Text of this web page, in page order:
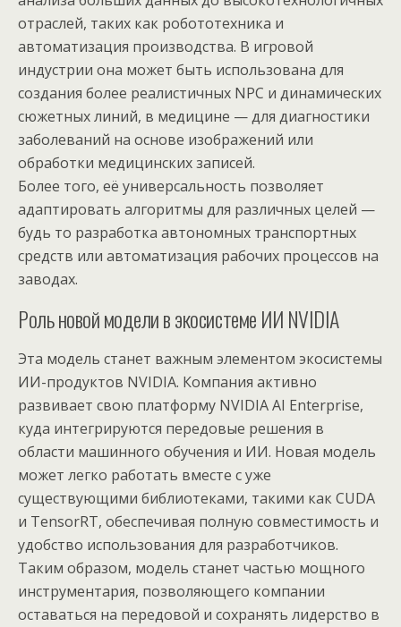
отраслей, таких как робототехника и
автоматизация производства. В игровой
индустрии она может быть использована для
создания более реалистичных NPC и динамических
сюжетных линий, в медицине — для диагностики
заболеваний на основе изображений или
обработки медицинских записей.
Более того, её универсальность позволяет
адаптировать алгоритмы для различных целей —
будь то разработка автономных транспортных
средств или автоматизация рабочих процессов на
заводах.
Роль новой модели в экосистеме ИИ NVIDIA
Эта модель станет важным элементом экосистемы
ИИ-продуктов NVIDIA. Компания активно
развивает свою платформу NVIDIA AI Enterprise,
куда интегрируются передовые решения в
области машинного обучения и ИИ. Новая модель
может легко работать вместе с уже
существующими библиотеками, такими как CUDA
и TensorRT, обеспечивая полную совместимость и
удобство использования для разработчиков.
Таким образом, модель станет частью мощного
инструментария, позволяющего компании
оставаться на передовой и сохранять лидерство в